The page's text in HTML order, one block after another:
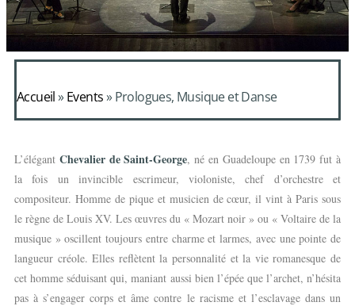
Accueil»Events»Prologues, Musique et Danse
L’élégant Chevalier de Saint-George, né en Guadeloupe en 1739 fut à
la fois un invincible escrimeur, violoniste, chef d’orchestre et
compositeur. Homme de pique et musicien de cœur, il vint à Paris sous
le règne de Louis XV. Les œuvres du « Mozart noir » ou « Voltaire de la
musique » oscillent toujours entre charme et larmes, avec une pointe de
langueur créole. Elles reflètent la personnalité et la vie romanesque de
cet homme séduisant qui, maniant aussi bien l’épée que l’archet, n’hésita
pas à s’engager corps et âme contre le racisme et l’esclavage dans un